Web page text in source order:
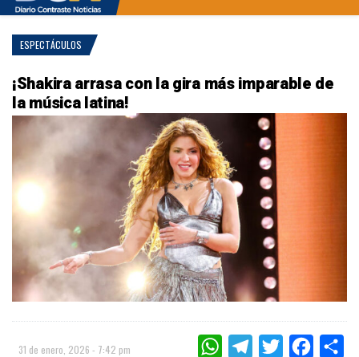
ESPECTÁCULOS
¡Shakira arrasa con la gira más imparable de
la música latina!
31 de enero, 2026 - 7:42 pm WHATSAPPTELEGRAMTWITTER